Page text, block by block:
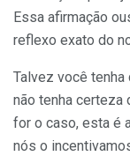
Essa afirmação
reflexo exato do
Talvez você tenha
não tenha certeza
for o caso, esta é
nós o